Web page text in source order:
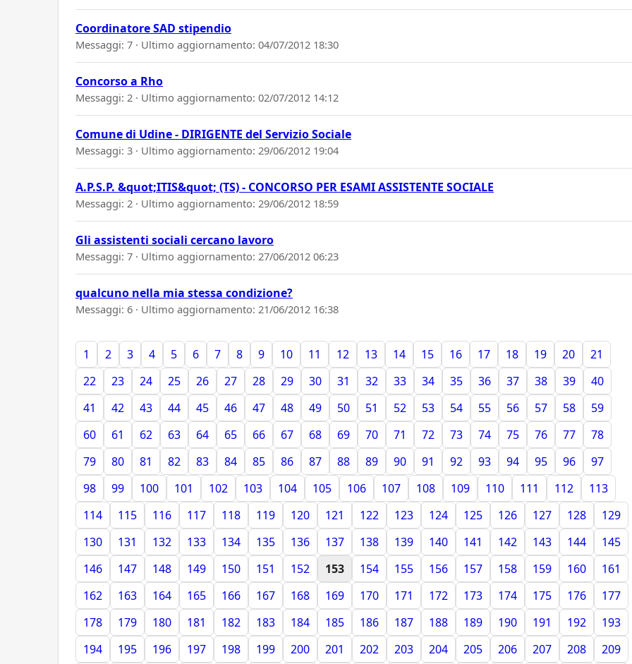
Coordinatore SAD stipendio
Messaggi: 7 · Ultimo aggiornamento: 04/07/2012 18:30
Concorso a Rho
Messaggi: 2 · Ultimo aggiornamento: 02/07/2012 14:12
Comune di Udine - DIRIGENTE del Servizio Sociale
Messaggi: 3 · Ultimo aggiornamento: 29/06/2012 19:04
A.P.S.P. &quot;ITIS&quot; (TS) - CONCORSO PER ESAMI ASSISTENTE SOCIALE
Messaggi: 2 · Ultimo aggiornamento: 29/06/2012 18:59
Gli assistenti sociali cercano lavoro
Messaggi: 7 · Ultimo aggiornamento: 27/06/2012 06:23
qualcuno nella mia stessa condizione?
Messaggi: 6 · Ultimo aggiornamento: 21/06/2012 16:38
1 2 3 4 5 6 7 8 9 10 11 12 13 14 15 16 17 18 19 20
21
22
23 24 25 26 27 28 29 30 31 32 33 34 35 36 37 38 39
40
41
42 43 44 45 46 47 48 49 50 51 52 53 54 55 56 57 58
59
60
61 62 63 64 65 66 67 68 69 70 71 72 73 74 75 76 77
78
79
80 81 82 83 84 85 86 87 88 89 90 91 92 93 94 95 96
97
98
99 100 101 102 103 104 105 106 107 108 109 110 111 112
113
114
115 116 117 118 119 120 121 122 123 124 125 126 127 128
129
130
131 132 133 134 135 136 137 138 139 140 141 142 143 144
145
146
147 148 149 150 151 152 153 154 155 156 157 158 159 160
161
162
163 164 165 166 167 168 169 170 171 172 173 174 175 176
177
178
179 180 181 182 183 184 185 186 187 188 189 190 191 192
193
194
195 196 197 198 199 200 201 202 203 204 205 206 207 208 209